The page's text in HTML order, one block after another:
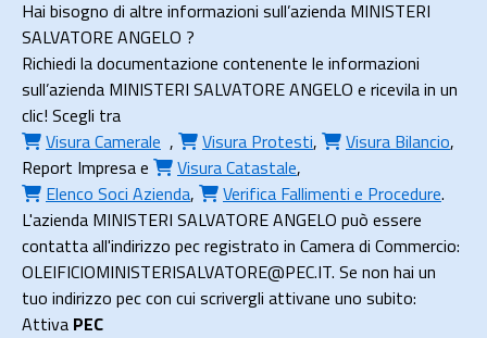
Hai bisogno di altre informazioni sull’azienda MINISTERI
SALVATORE ANGELO ?
Richiedi la documentazione contenente le informazioni
sull’azienda MINISTERI SALVATORE ANGELO e ricevila in un
clic! Scegli tra
Visura Camerale , Visura Protesti, Visura Bilancio,
Report Impresae Visura Catastale,
Elenco Soci Azienda, Verifica Fallimenti e Procedure.
L'azienda MINISTERI SALVATORE ANGELO può essere
contatta all'indirizzo pec registrato in Camera di Commercio:
OLEIFICIOMINISTERISALVATORE@PEC.IT. Se non hai un
tuo indirizzo pec con cui scrivergli attivane uno subito:
Attiva PEC